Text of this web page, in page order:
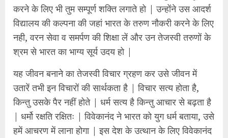
करने के लिए भी तुम सम्पूर्ण शक्ति लगाते हो | उन्होंने उस आदर्श
विद्यालय की कल्पना की जहां भारत के तरुण नौकरी करने के लिए
नही, वरन सेवा व समर्पण की शिक्षा लें और उन तेजस्वी तरुणों के
श्रम से भारत का भाग्य सूर्य उदय हो |
यह जीवन बनाने का तेजस्वी विचार ग्रहण कर उसे जीवन में
उतारें तभी इन विचारों की सार्थकता है | विचार सत्य होता है,
किन्तु उसके पैर नहीं होते | धर्म सत्य है किन्तु आचार से बढ़ता है
| धर्मो रक्षति रक्षितः | विवेकानंद ने भारत को युग धर्म बताया, उसे
हमें आचरण में लाना होगा | इस देश के उत्थान के लिए विवेकानंद